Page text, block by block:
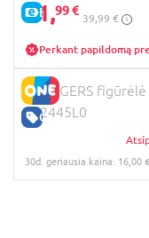
E-KAINA
31,99 €
39,99 €
Perkant papildomą
GERA KAINA
AVENGERS
F02445L0
30d. geriausia kaina: 16,00 €